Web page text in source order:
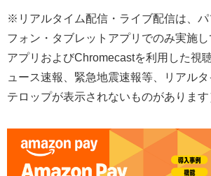
※リアルタイム配信・ライブ配信は、パ
フォン・タブレットアプリでのみ実施
アプリおよびChromecastを利用した視
ュース速報、緊急地震速報等、リアル
テロップが表示されないものがあります